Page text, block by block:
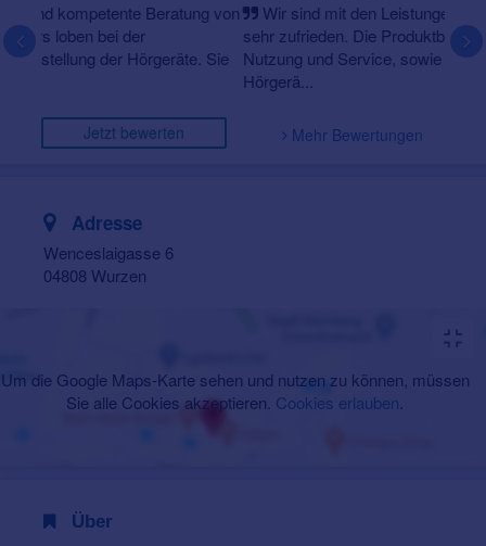
Wir sind mit den Leistungen unserer Hörakustikerin
sehr zufrieden. Die Produktberatung, Informationen zur
Nutzung und Service, sowie die Einstellung der
Jetzt bewerten Mehr Bewertungen
Adresse
Wenceslaigasse 6
04808 Wurzen
Um die Google Maps-Karte sehen und nutzen zu können, müssen
Sie alle Cookies akzeptieren. Cookies erlauben
Über